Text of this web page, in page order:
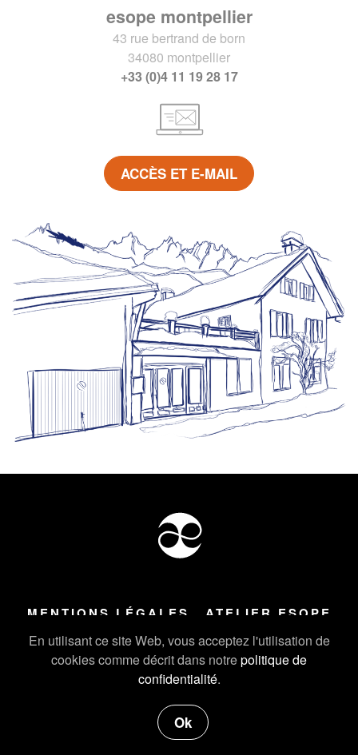
En utilisant ce site Web, vous acceptez l'utilisation de
cookies comme décrit dans notrepolitique de
confidentialité.
Ok
esope montpellier
43 rue bertrand de born
34080 montpellier
+33 (0)4 11 19 28 17
ACCÈS ET E-MAIL
MENTIONS LÉGALES ATELIER ESOPE